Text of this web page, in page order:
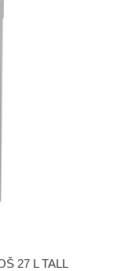
27 L TALL